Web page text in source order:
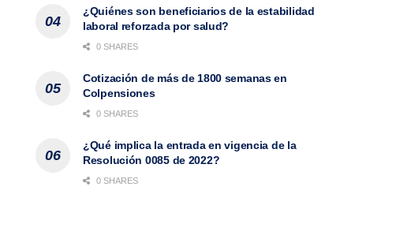
¿Quiénes son beneficiarios de la estabilidad
laboral reforzada por salud?
0 SHARES
Cotización de más de 1800 semanas en
Colpensiones
0 SHARES
¿Qué implica la entrada en vigencia de la
Resolución 0085 de 2022?
0 SHARES